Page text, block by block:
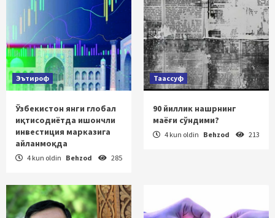
Эътироф
Ўзбекистон янги глобал
иқтисодиётда ишончли
инвестиция марказига
айланмоқда
4 kun oldin Behzod 285
Таассуф
90 йиллик нашрнинг
маёғи сўндими?
4 kun oldin Behzod 213